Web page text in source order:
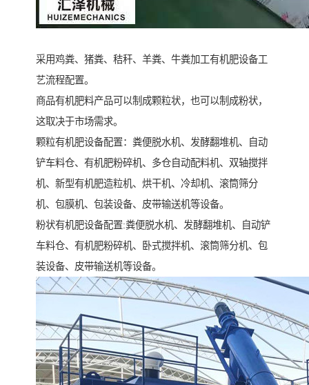
采用鸡粪、猪粪、秸秆、羊粪、牛粪加工有机肥设备工
艺流程配置。
商品有机肥料产品可以制成颗粒状，也可以制成粉状，
这取决于市场需求。
颗粒有机肥设备配置：粪便脱水机、发酵翻堆机、自动
铲车料仓、有机肥粉碎机、多仓自动配料机、双轴搅拌
机、新型有机肥造粒机、烘干机、冷却机、滚筒筛分
机、包膜机、包装设备、皮带输送机等设备。
粉状有机肥设备配置:粪便脱水机、发酵翻堆机、自动铲
车料仓、有机肥粉碎机、卧式搅拌机、滚筒筛分机、包
装设备、皮带输送机等设备。